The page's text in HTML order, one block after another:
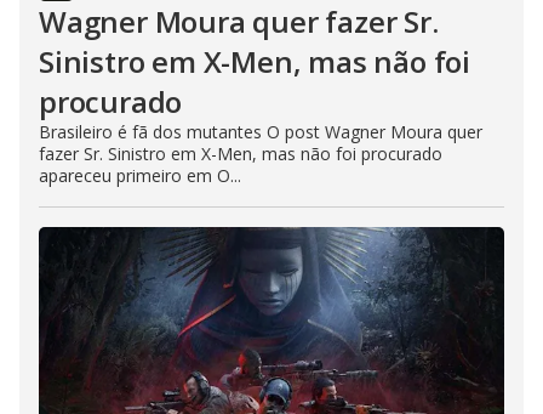
Wagner Moura quer fazer Sr.
Sinistro em X-Men, mas não foi
procurado
Brasileiro é fã dos mutantes O post Wagner Moura quer
fazer Sr. Sinistro em X-Men, mas não foi procurado
apareceu primeiro em O...